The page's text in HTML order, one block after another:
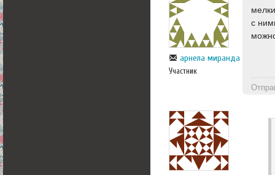
арнела миранда
Участник
с